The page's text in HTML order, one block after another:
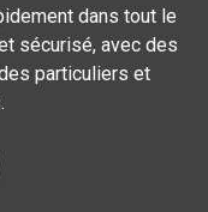
dans tout le
sécurisé, avec des
particuliers et